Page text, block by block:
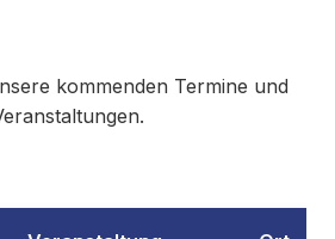
kommenden Termine und